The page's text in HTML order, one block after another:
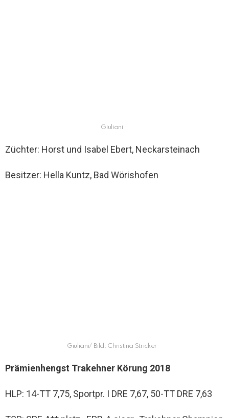
Giuliani
Züchter: Horst und Isabel Ebert, Neckarsteinach
Besitzer: Hella Kuntz, Bad Wörishofen
Giuliani/ Bild: Christina Stricker
Prämienhengst Trakehner Körung 2018
HLP: 14-TT 7,75, Sportpr. I DRE 7,67, 50-TT DRE 7,63